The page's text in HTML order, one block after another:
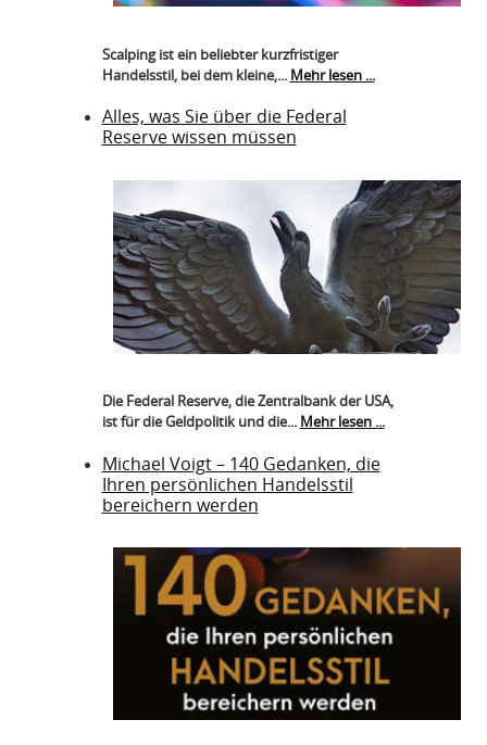
Scalping ist ein beliebter kurzfristiger
Handelsstil, bei dem kleine,... Mehr lesen ...
Alles, was Sie über die Federal
Reserve wissen müssen
Die Federal Reserve, die Zentralbank der USA,
ist für die Geldpolitik und die... Mehr lesen ...
Michael Voigt – 140 Gedanken, die
Ihren persönlichen Handelsstil
bereichern werden